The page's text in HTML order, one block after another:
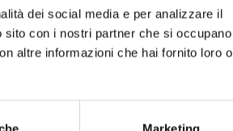
dei social media e per analizzare il
con i nostri partner che si occupano
altre informazioni che hai fornito loro o